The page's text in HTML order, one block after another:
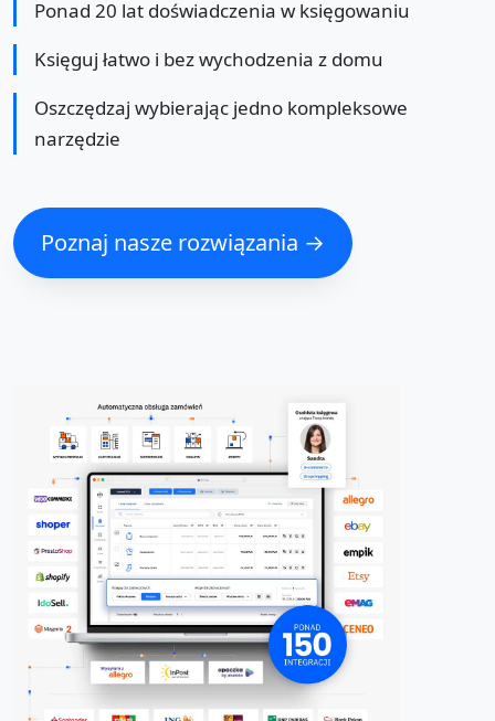
Ponad 20 lat doświadczenia w księgowaniu
Księguj łatwo i bez wychodzenia z domu
Oszczędzaj wybierając jedno kompleksowe
narzędzie
Poznaj nasze rozwiązania →